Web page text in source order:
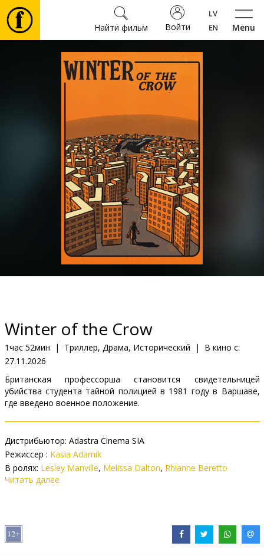
Menu
Войти
Найти фильм
Фильмы
Культура
Мероприятия
Новости
Подарки
Кинозакуски
Клуб
Winter of the Crow
1час 52мин | Триллер, Драма, Исторический |
В кино с:
27.11.2026
Британская профессорша становится свидетельницей
убийства студента тайной полицией в 1981 году в Варшаве,
где введено военное положение.
Дистрибьютор: Adastra Cinema SIA
Pежиссер : Kasia Adamik
В ролях: Lesley Manville, Melissa Dalton, Rhianne Beretto
Сайты: IMDB
Читать далее